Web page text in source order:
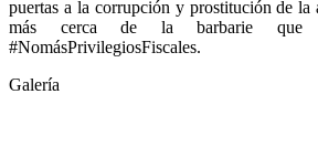
puertas a la corrupción y prostitución de la
más cerca de la barbarie que
#NomásPrivilegiosFiscales.
Galería